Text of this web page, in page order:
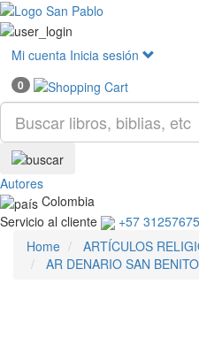
Mi cuenta Inicia sesión
0
Autores
Colombia
Servicio al cliente
+57
Home
ARTÍCULOS
AR DENARIO SAN